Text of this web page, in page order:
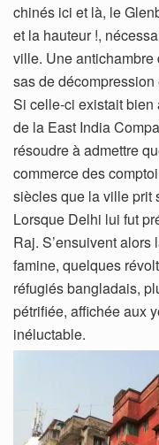
chinés ici et là, le
et la hauteur !,
ville. Une
sas de décompression
Si celle-ci existait bien
de la East India
résoudre à admettre
commerce des
siècles que la ville prit
Lorsque Delhi lui fut
Raj. S’ensuivent alors
famine, quelques
réfugiés bangladais,
pétrifiée, affichée aux
inéluctable.